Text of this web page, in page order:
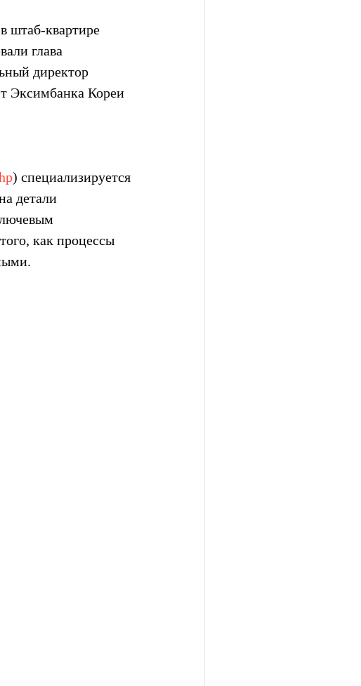
штаб-квартире
глава
директор
Эксимбанка Кореи
) специализируется
детали
как процессы